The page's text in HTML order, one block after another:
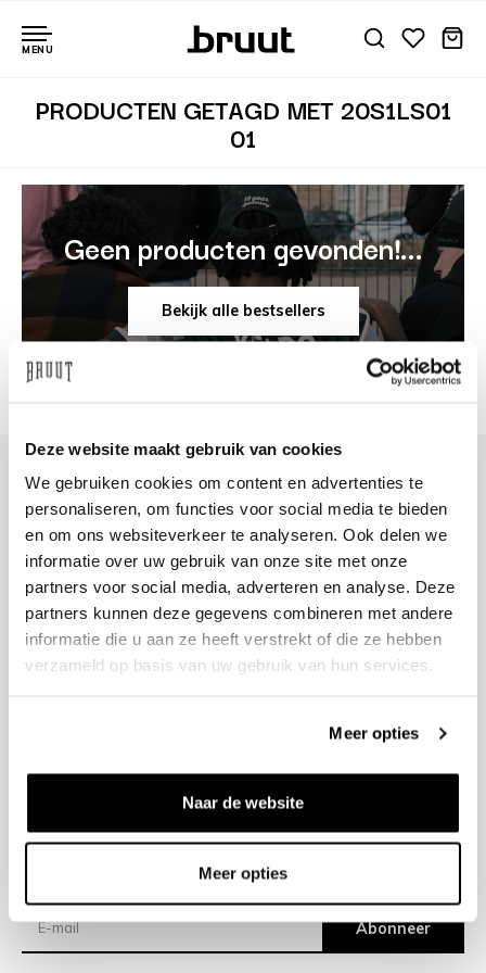
Deze website maakt gebruik van cookies
We gebruiken cookies om content en advertenties te
personaliseren, om functies voor social media te bieden
en om ons websiteverkeer te analyseren. Ook delen we
informatie over uw gebruik van onze site met onze
partners voor social media, adverteren en analyse. Deze
partners kunnen deze gegevens combineren met andere
informatie die u aan ze heeft verstrekt of die ze hebben
verzameld op basis van uw gebruik van hun services.
Meer opties
Naar de website
Meer opties
MENU
PRODUCTEN GETAGD MET 20S1LS01
01
Geen producten gevonden!...
Bekijk alle bestsellers
+31 23 205 2006
info@bruut.nl
Contact Formulier
Open 11:00 - 18:00
OPENINGSTIJDEN
Verzending
Abonneer